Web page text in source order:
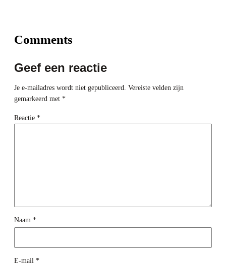
Comments
Geef een reactie
Je e-mailadres wordt niet gepubliceerd. Vereiste velden zijn
gemarkeerd met *
Reactie *
Naam *
E-mail *